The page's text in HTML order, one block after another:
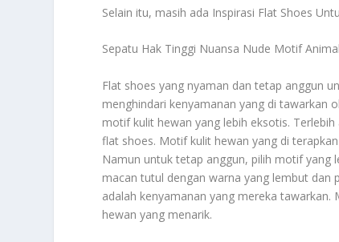
Selain itu, masih ada Inspirasi Flat Shoes
Sepatu Hak Tinggi Nuansa Nude Motif
Flat shoes yang nyaman dan tetap anggun
menghindari kenyamanan yang di tawarkan
motif kulit hewan yang lebih eksotis.
flat shoes. Motif kulit hewan yang di
Namun untuk tetap anggun, pilih motif yang
macan tutul dengan warna yang lembut dan
adalah kenyamanan yang mereka
hewan yang menarik.